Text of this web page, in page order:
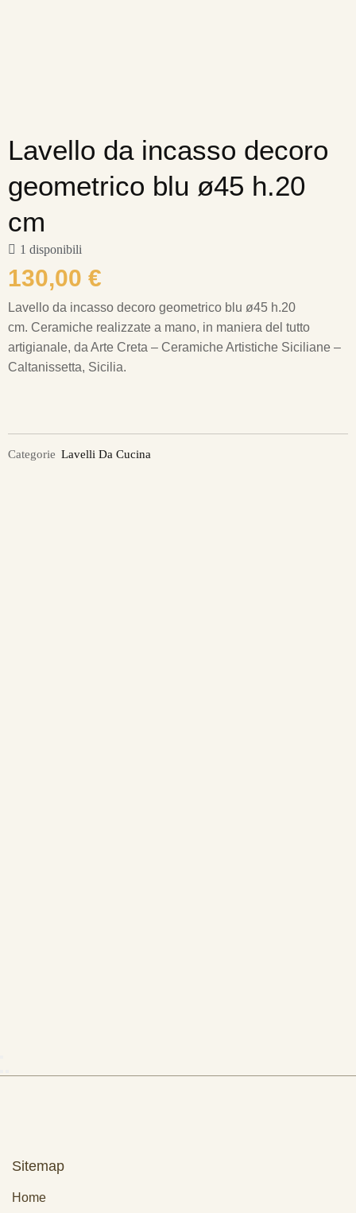
Lavello da incasso decoro
geometrico blu ø45 h.20
cm
1 disponibili
130,00 €
Lavello da incasso decoro geometrico blu ø45 h.20
cm. Ceramiche realizzate a mano, in maniera del tutto
artigianale, da Arte Creta – Ceramiche Artistiche Siciliane –
Caltanissetta, Sicilia.
Categorie Lavelli Da Cucina
Sitemap
Home